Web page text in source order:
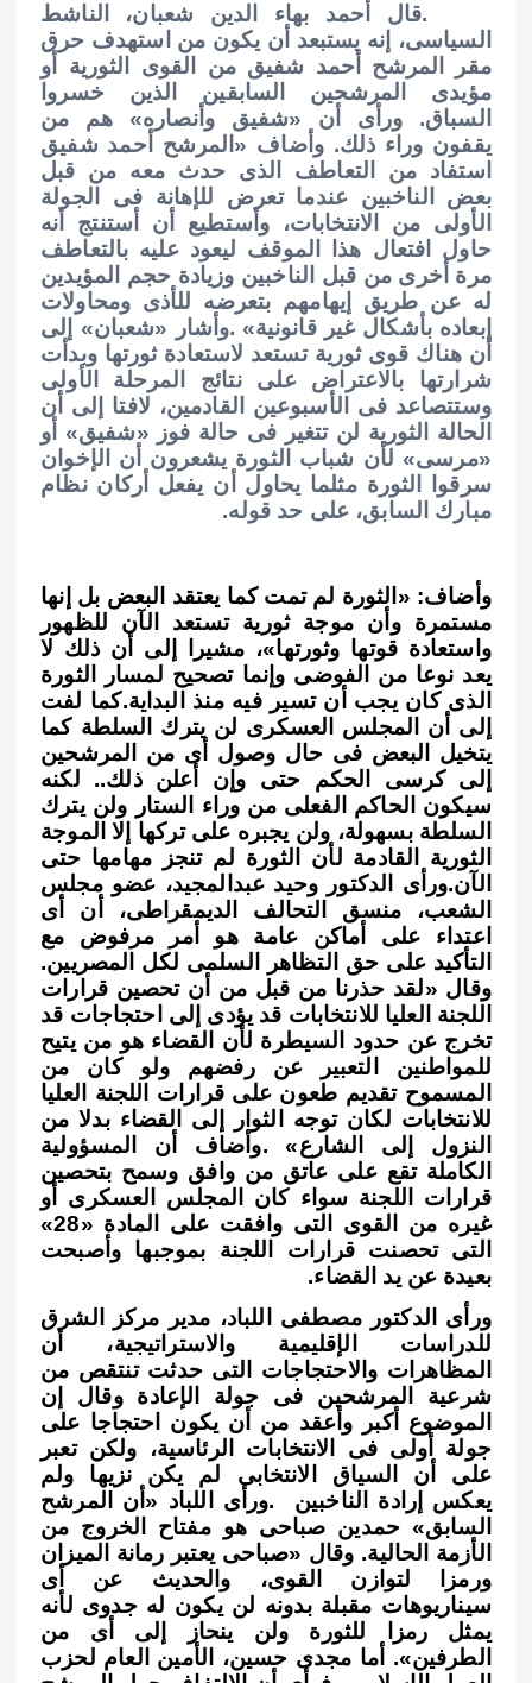
.قال أحمد بهاء الدين شعبان، الناشط
السياسى، إنه يستبعد أن يكون من استهدف حرق
مقر المرشح أحمد شفيق من القوى الثورية أو
مؤيدى المرشحين السابقين الذين خسروا
السباق. ورأى أن «شفيق وأنصاره» هم من
يقفون وراء ذلك. وأضاف «المرشح أحمد شفيق
استفاد من التعاطف الذى حدث معه من قبل
بعض الناخبين عندما تعرض للإهانة فى الجولة
الأولى من الانتخابات، وأستطيع أن أستنتج أنه
حاول افتعال هذا الموقف ليعود عليه بالتعاطف
مرة أخرى من قبل الناخبين وزيادة حجم المؤيدين
له عن طريق إيهامهم بتعرضه للأذى ومحاولات
إبعاده بأشكال غير قانونية» .وأشار «شعبان» إلى
أن هناك قوى ثورية تستعد لاستعادة ثورتها وبدأت
شرارتها بالاعتراض على نتائج المرحلة الأولى
وستتصاعد فى الأسبوعين القادمين، لافتا إلى أن
الحالة الثورية لن تتغير فى حالة فوز «شفيق» أو
«مرسى» لأن شباب الثورة يشعرون أن الإخوان
سرقوا الثورة مثلما يحاول أن يفعل أركان نظام
مبارك السابق، على حد قوله.
وأضاف: «الثورة لم تمت كما يعتقد البعض بل إنها
مستمرة وأن موجة ثورية تستعد الآن للظهور
واستعادة قوتها وثورتها»، مشيرا إلى أن ذلك لا
يعد نوعا من الفوضى وإنما تصحيح لمسار الثورة
الذى كان يجب أن تسير فيه منذ البداية.كما لفت
إلى أن المجلس العسكرى لن يترك السلطة كما
يتخيل البعض فى حال وصول أى من المرشحين
إلى كرسى الحكم حتى وإن أعلن ذلك.. لكنه
سيكون الحاكم الفعلى من وراء الستار ولن يترك
السلطة بسهولة، ولن يجبره على تركها إلا الموجة
الثورية القادمة لأن الثورة لم تنجز مهامها حتى
الآن.ورأى الدكتور وحيد عبدالمجيد، عضو مجلس
الشعب، منسق التحالف الديمقراطى، أن أى
اعتداء على أماكن عامة هو أمر مرفوض مع
التأكيد على حق التظاهر السلمى لكل المصريين.
وقال «لقد حذرنا من قبل من أن تحصين قرارات
اللجنة العليا للانتخابات قد يؤدى إلى احتجاجات قد
تخرج عن حدود السيطرة لأن القضاء هو من يتيح
للمواطنين التعبير عن رفضهم ولو كان من
المسموح تقديم طعون على قرارات اللجنة العليا
للانتخابات لكان توجه الثوار إلى القضاء بدلا من
النزول إلى الشارع».وأضاف أن المسؤولية
الكاملة تقع على عاتق من وافق وسمح بتحصين
قرارات اللجنة سواء كان المجلس العسكرى أو
غيره من القوى التى وافقت على المادة «28»
التى تحصنت قرارات اللجنة بموجبها وأصبحت
بعيدة عن يد القضاء.
ورأى الدكتور مصطفى اللباد، مدير مركز الشرق
للدراسات الإقليمية والاستراتيجية، أن
المظاهرات والاحتجاجات التى حدثت تنتقص من
شرعية المرشحين فى جولة الإعادة وقال إن
الموضوع أكبر وأعقد من أن يكون احتجاجا على
جولة أولى فى الانتخابات الرئاسية، ولكن تعبر
على أن السياق الانتخابى لم يكن نزيها ولم
يعكس إرادة الناخبين
.ورأى اللباد «أن المرشح
السابق» حمدين صباحى هو مفتاح الخروج من
الأزمة الحالية. وقال «صباحى يعتبر رمانة الميزان
ورمزا لتوازن القوى، والحديث عن أى
سيناريوهات مقبلة بدونه لن يكون له جدوى لأنه
يمثل رمزا للثورة ولن ينحاز إلى أى من
الطرفين». أما مجدى حسين، الأمين العام لحزب